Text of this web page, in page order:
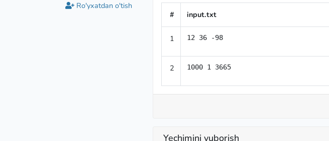
Ro'yxatdan o'tish
# input.txt
1 12 36 -98
2 1000 1 3665
Yechimini yuborish